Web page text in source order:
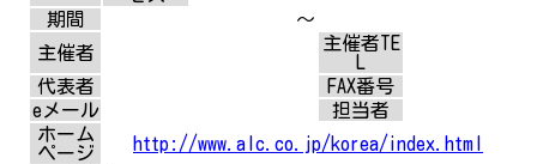
期間
～
主催者
主催者TE
代表者
FAX番号
eメール
担当者
ホーム
ページ
http://www.alc.co.jp/korea/index.html